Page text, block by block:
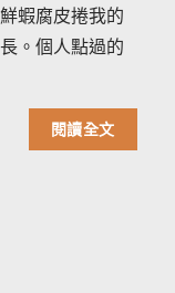
蝦腐皮捲我的
。個人點過的
閱讀全文